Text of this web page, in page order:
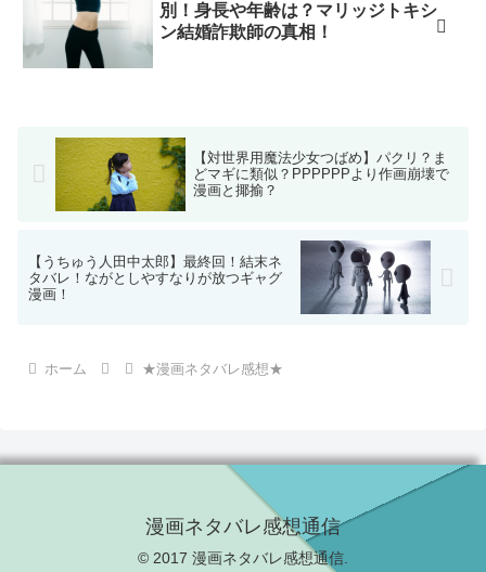
別！身長や年齢は？マリッジトキシ
ン結婚詐欺師の真相！
【対世界用魔法少女つばめ】パクリ？ま
どマギに類似？PPPPPPより作画崩壊で
漫画と揶揄？
【うちゅう人田中太郎】最終回！結末ネ
タバレ！ながとしやすなりが放つギャグ
漫画！
ホーム ★漫画ネタバレ感想★
漫画ネタバレ感想通信
© 2017 漫画ネタバレ感想通信.